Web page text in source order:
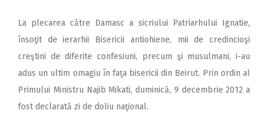
La plecarea către Damasc a sicriului Patriarhului Ignatie,
însoţit de ierarhii Bisericii antiohiene, mii de credincioşi
creştini de diferite confesiuni, precum şi musulmani, i-au
adus un ultim omagiu în faţa bisericii din Beirut. Prin ordin al
Primului Ministru Najib Mikati, duminică, 9 decembrie 2012 a
fost declarată zi de doliu naţional.